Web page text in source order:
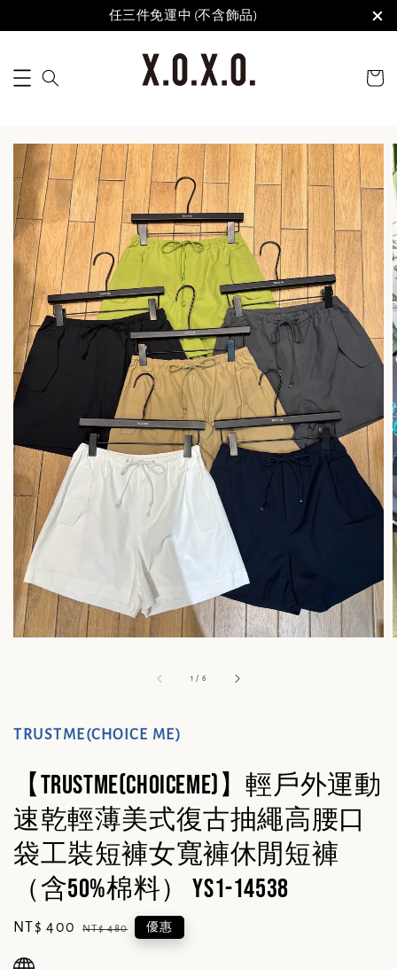
任三件免運中 (不含飾品)
1 / 6
TRUSTME(CHOICE ME)
【TRUSTME(CHOICEME)】輕戶外運動
速乾輕薄美式復古抽繩高腰口
袋工裝短褲女寬褲休閒短褲
（含50%棉料） YS1-14538
Sale
NT$ 400 Regular
NT$ 480 優惠